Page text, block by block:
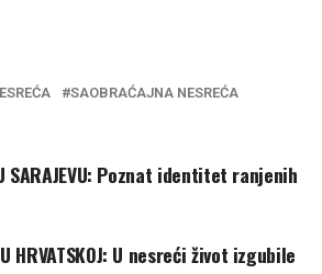
SAOBRAĆAJNA NESREĆA
U SARAJEVU: Poznat identitet ranjenih
U HRVATSKOJ: U nesreći život izgubile